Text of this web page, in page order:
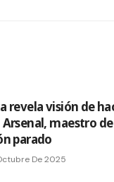
revela visión de
Arsenal, maestro
parado
De 2025